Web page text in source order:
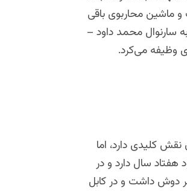
و ماشین محاربوی باقی
سارنوال محمد داود –
وظیفه می‌کرد.
کلیدی دارد، اما
سال دارد و در
دوش داشت و در کابل